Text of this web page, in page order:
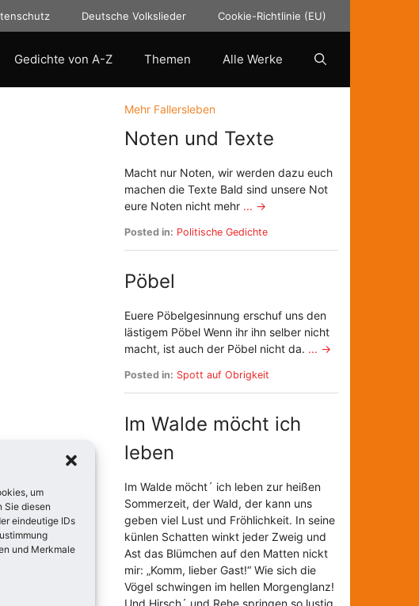
um
Sie diesen
eindeutige IDs
und Merkmale
Deutsche Volkslieder Cookie-Richtlinie (EU)
Gedichte von A-Z Themen Alle Werke
Mehr Fallersleben
Noten und Texte
Macht nur Noten, wir werden dazu euch
machen die Texte Bald sind unsere Not
eure Noten nicht mehr ... →
Posted in: Politische Gedichte
Pöbel
Euere Pöbelgesinnung erschuf uns den
lästigem Pöbel Wenn ihr ihn selber nicht
macht, ist auch der Pöbel nicht da. ... →
Posted in: Spott auf Obrigkeit
Im Walde möcht ich
leben
Im Walde möcht´ ich leben zur heißen
Sommerzeit, der Wald, der kann uns
geben viel Lust und Fröhlichkeit. In seine
künlen Schatten winkt jeder Zweig und
Ast das Blümchen auf den Matten nickt
mir: „Komm, lieber Gast!“ Wie sich die
Vögel schwingen im hellen Morgenglanz!
Und Hirsch´ und Rehe springen so lustig